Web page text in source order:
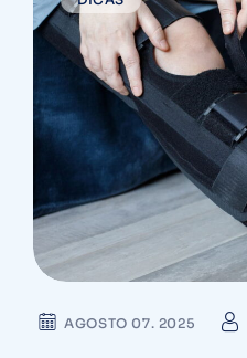
AGOSTO 07. 2025